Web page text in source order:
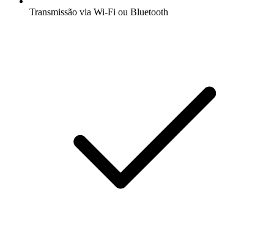
Transmissão via Wi-Fi ou Bluetooth